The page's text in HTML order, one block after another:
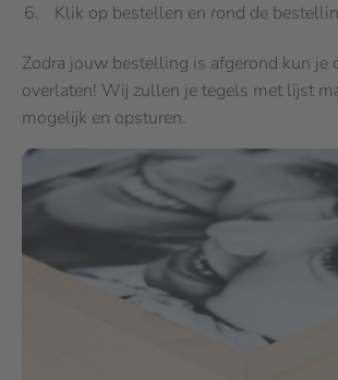
Klik op bestellen en rond de
Zodra jouw bestelling is afgerond kun je
overlaten! Wij zullen je tegels met lijst
mogelijk en opsturen.